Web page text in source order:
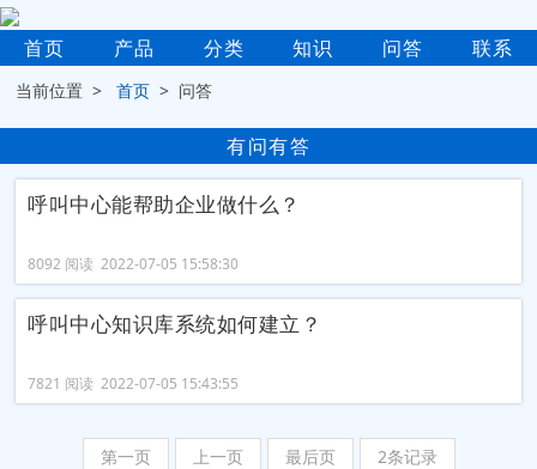
首页 产品 分类 知识 问答 联系
当前位置 >首页 > 问答
有问有答
呼叫中心能帮助企业做什么？
8092 阅读 2022-07-05 15:58:30
呼叫中心知识库系统如何建立？
7821 阅读 2022-07-05 15:43:55
第一页 上一页 最后页 2条记录